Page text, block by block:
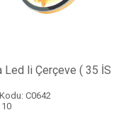
Led li Çerçeve ( 35 İS
C0642